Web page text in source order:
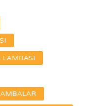
LAMBASI